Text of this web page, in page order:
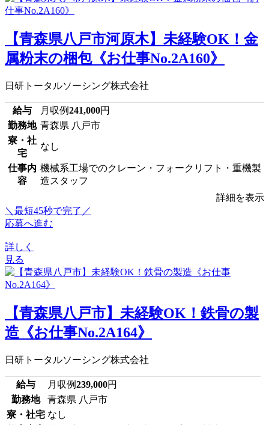
【青森県八戸市河原木】未経験OK！金
属粉末の梱包《お仕事No.2A160》
日研トータルソーシング株式会社
給与 月収例241,000円
勤務地 青森県 八戸市
寮・社
宅
なし
仕事内
容
機械系工場でのクレーン・フォークリフト・重機製
造スタッフ
詳細を表示
＼最短45秒で完了／
応募へ進む
詳しく
見る
【青森県八戸市】未経験OK！鉄骨の製
造《お仕事No.2A164》
日研トータルソーシング株式会社
給与 月収例239,000円
勤務地
青森県 八戸市
寮・社宅 なし